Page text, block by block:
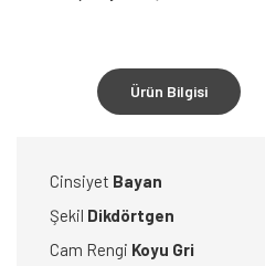
Ürün Bilgisi
Cinsiyet Bayan
Şekil Dikdörtgen
Cam Rengi Koyu Gri